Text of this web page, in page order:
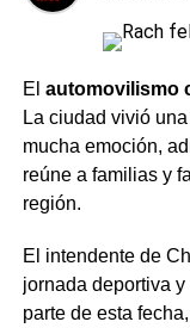
al esfuerzo
y la
Moyano ratificó la
paro y nos vamos
determinación de
avances en las
El automovilismo
La ciudad vivió
mucha emoción,
reúne a familias y
región.
El intendente de
jornada deportiva
parte de esta